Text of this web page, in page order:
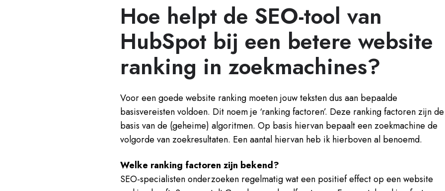
Hoe helpt de SEO-tool van
HubSpot bij een betere website
ranking in zoekmachines?
Voor een goede website ranking moeten jouw teksten dus aan bepaalde
basisvereisten voldoen. Dit noem je ‘ranking factoren’. Deze ranking factoren zijn de
basis van de (geheime) algoritmen.Op basis hiervan bepaalt een zoekmachine de
volgorde van zoekresultaten. Een aantal hiervan heb ik hierboven al benoemd.
Welke ranking factoren zijn bekend?
SEO-specialisten onderzoeken regelmatig wat een positief effect op een website